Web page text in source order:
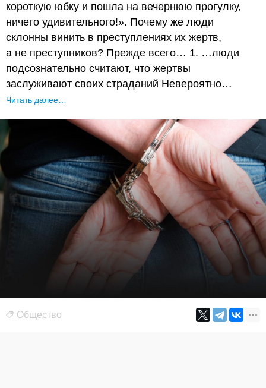
короткую юбку и пошла на вечернюю прогулку,
ничего удивительного!». Почему же люди
склонны винить в преступлениях их жертв,
а не преступников? Прежде всего… 1. …люди
подсознательно считают, что жертвы
заслуживают своих страданий Невероятно…
Читать далее…
Общество